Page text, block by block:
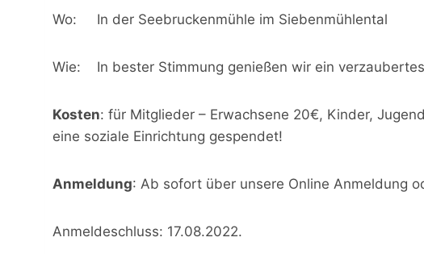
Wo: In der Seebruckenmühle im Siebenmühlental
Wie: In bester Stimmung genießen wir ein
Kosten: für Mitglieder – Erwachsene 20€, Kinder,
eine soziale Einrichtung gespendet!
Anmeldung: Ab sofort über unsere Online Anmeldung
Anmeldeschluss: 17.08.2022.